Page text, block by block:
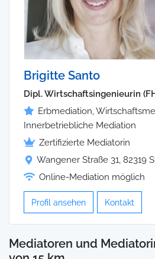
Brigitte Santo
Dipl. Wirtschaftsingenieurin
Erbmediation,
Innerbetriebliche Mediation
Zertifizierte Mediatorin
Wangener Straße 31, 82319
Online-Mediation möglich
Profil ansehen Kontakt
Mediatoren und